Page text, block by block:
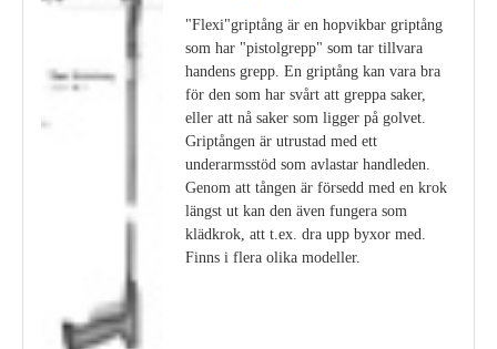
"Flexi"griptång är en hopvikbar griptång
som har "pistolgrepp" som tar tillvara
handens grepp. En griptång kan vara bra
för den som har svårt att greppa saker,
eller att nå saker som ligger på golvet.
Griptången är utrustad med ett
underarmsstöd som avlastar handleden.
Genom att tången är försedd med en krok
längst ut kan den även fungera som
klädkrok, att t.ex. dra upp byxor med.
Finns i flera olika modeller.